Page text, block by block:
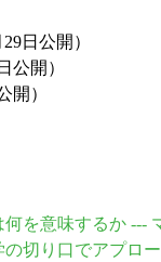
29日公開）
公開）
開）
を意味するか ---
切り口でアプロー